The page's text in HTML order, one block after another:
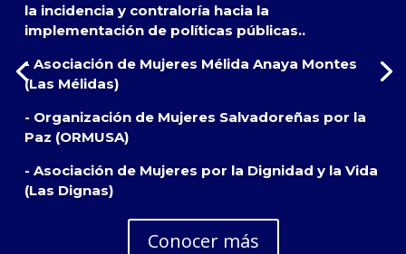
la incidencia y contraloría hacia la
implementación de políticas públicas..
- Asociación de Mujeres Mélida Anaya Montes
(Las Mélidas)
- Organización de Mujeres Salvadoreñas por la
Paz (ORMUSA)
- Asociación de Mujeres por la Dignidad y la Vida
(Las Dignas)
Conocer más